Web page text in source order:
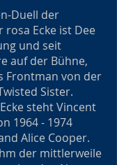
Duell der
rosa Ecke ist Dee
und seit
auf der Bühne,
Frontman von der
Sister.
steht Vincent
1964 - 1974
Alice Cooper.
der mittlerweile